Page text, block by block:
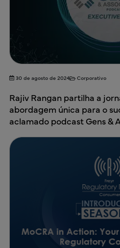
30 de agosto de 2024 Corporativo
Rajiv Rangan partilha a
abordagem única para o
aclamado podcast Gens &